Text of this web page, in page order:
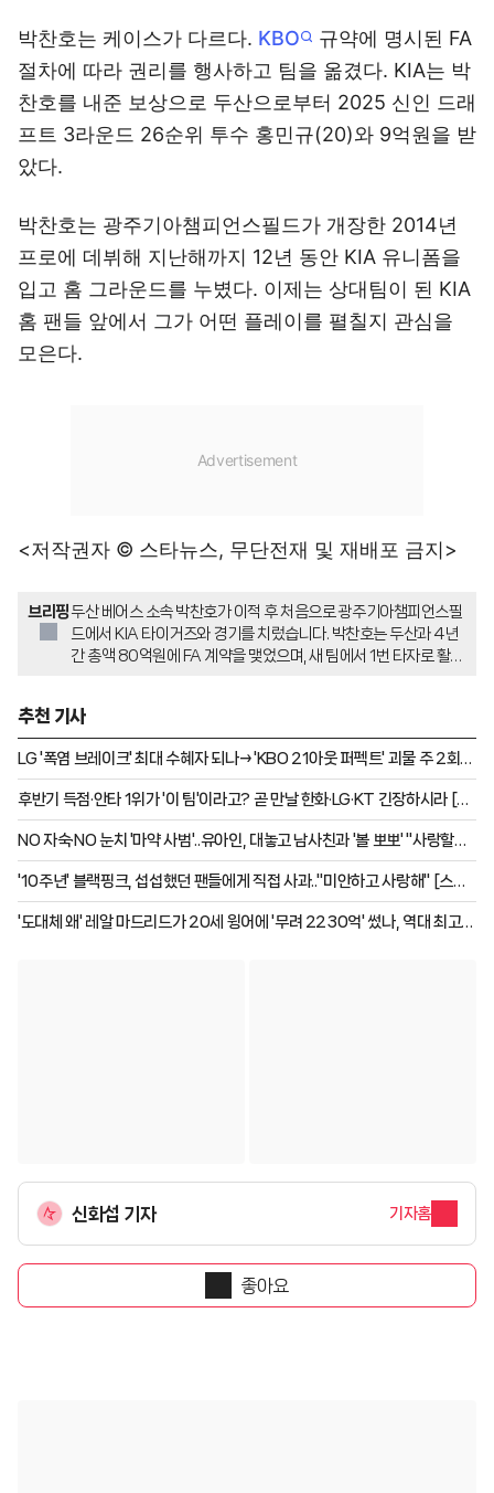
박찬호는 케이스가 다르다. KBO
규약에 명시된 FA
절차에 따라 권리를 행사하고 팀을 옮겼다. KIA는 박
찬호를 내준 보상으로 두산으로부터 2025 신인 드래
프트 3라운드 26순위 투수 홍민규(20)와 9억원을 받
았다.
박찬호는 광주기아챔피언스필드가 개장한 2014년
프로에 데뷔해 지난해까지 12년 동안 KIA 유니폼을
입고 홈 그라운드를 누볐다. 이제는 상대팀이 된 KIA
홈 팬들 앞에서 그가 어떤 플레이를 펼칠지 관심을
모은다.
<저작권자 © 스타뉴스, 무단전재 및 재배포 금지>
브리핑두산 베어스 소속 박찬호가 이적 후 처음으로 광주기아챔피언스필
드에서 KIA 타이거즈와 경기를 치렀습니다. 박찬호는 두산과 4년
간 총액 80억원에 FA 계약을 맺었으며, 새 팀에서 1번 타자로 활약
관심이 쏠렸습니다.
추천 기사
LG '폭염 브레이크' 최대 수혜자 되나→'KBO 21아웃 퍼펙트' 괴물 주 2회
등판 가능해졌다
후반기 득점·안타 1위가 '이 팀'이라고? 곧 만날 한화·LG·KT 긴장하시라 [부
산 현장]
NO 자숙·NO 눈치 '마약 사범'..유아인, 대놓고 남사친과 '볼 뽀뽀' "사랑할게"
럽스타 포착 [스타이슈]
'10주년' 블랙핑크, 섭섭했던 팬들에게 직접 사과.."미안하고 사랑해" [스타
이슈]
'도대체 왜' 레알 마드리드가 20세 윙어에 '무려 2230억' 썼나, 역대 최고
신화섭 기자 기자홈
좋아요